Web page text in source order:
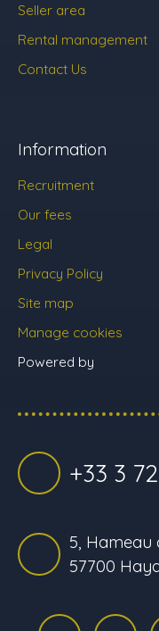
Seller area
Rental management
Contact Us
Information
Recruitment
Our fees
Legal
Privacy Policy
Site map
Manage cookies
Powered by
+33 3
5, Hameau
57700